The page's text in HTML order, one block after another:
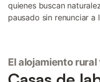
quienes buscan
pausado sin renunciar a
El alojamiento